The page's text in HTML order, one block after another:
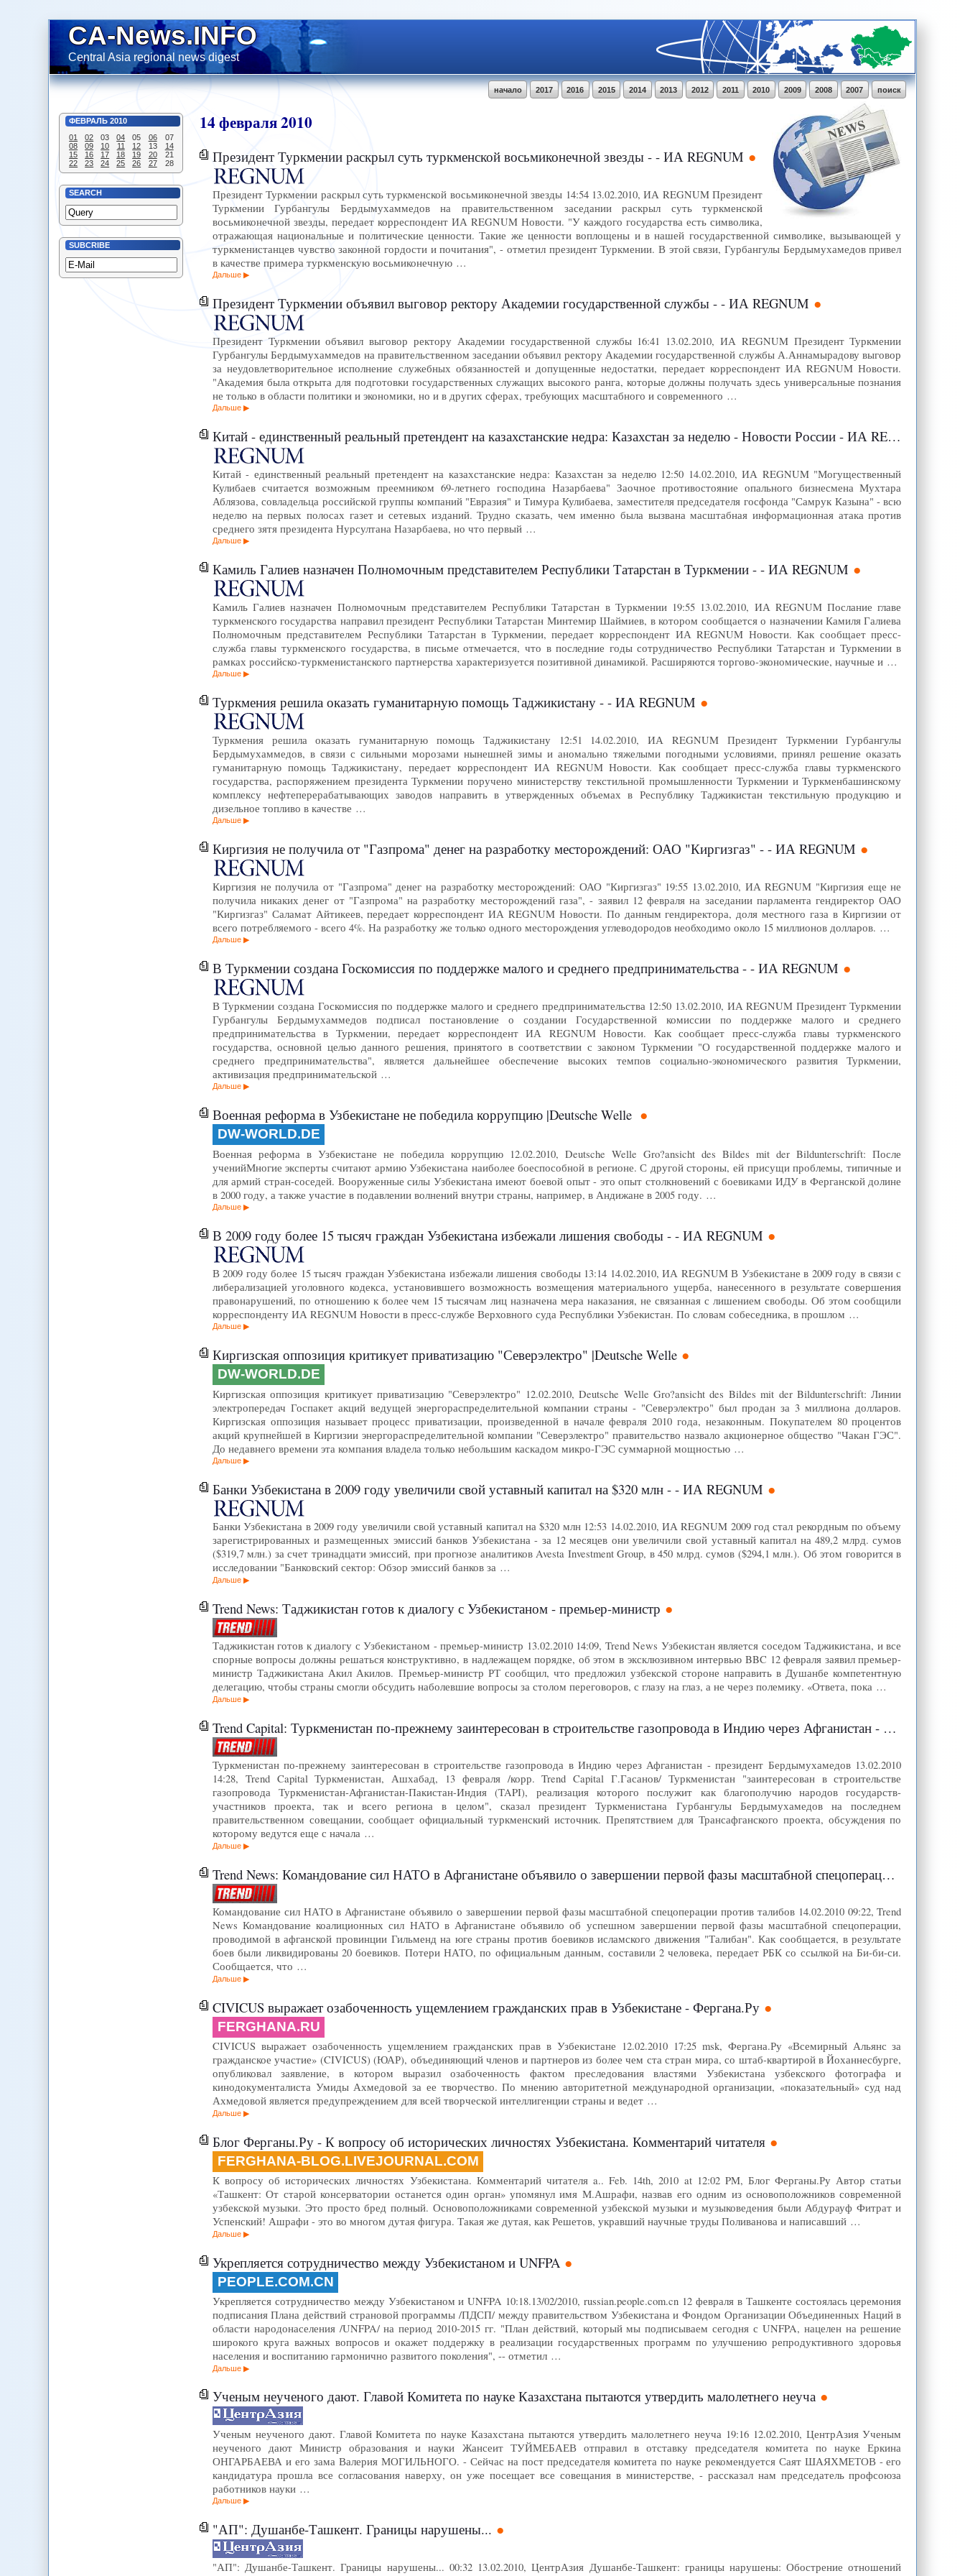
CA-News.INFO
Central Asia regional news digest
поиск
2007
2008
2009
2010
2011
2012
2013
2014
2015
2016
2017
начало
ФЕВРАЛЬ 2010
01
02 03 04 05 06
07
08
09 10 11 12 13
14
15
16 17 18 19 20
21
22
23 24 25 26 27 28
SEARCH
SUBCRIBE
14февраля2010
Президент Туркмении раскрыл суть туркменской восьмиконечной звезды - - ИА REGNUM
Президент Туркмении раскрыл суть туркменской восьмиконечной звезды 14:54 13.02.2010, ИА REGNUM Президент
Туркмении Гурбангулы Бердымухаммедов на правительственном заседании раскрыл суть туркменской
восьмиконечной звезды, передает корреспондент ИА REGNUM Новости. "У каждого государства есть символика,
отражающая национальные и политические ценности. Такие же ценности воплощены и в нашей государственной символике, вызывающей у
туркменистанцев чувство законной гордости и почитания", - отметил президент Туркмении. В этой связи, Гурбангулы Бердымухамедов привел
в качестве примера туркменскую восьмиконечную …
Дальше
Президент Туркмении объявил выговор ректору Академии государственной службы - - ИА REGNUM
Президент Туркмении объявил выговор ректору Академии государственной службы 16:41 13.02.2010, ИА REGNUM Президент Туркмении
Гурбангулы Бердымухаммедов на правительственном заседании объявил ректору Академии государственной службы А.Аннамырадову выговор
за неудовлетворительное исполнение служебных обязанностей и допущенные недостатки, передает корреспондент ИА REGNUM Новости.
"Академия была открыта для подготовки государственных служащих высокого ранга, которые должны получать здесь универсальные познания
не только в области политики и экономики, но и в других сферах, требующих масштабного и современного …
Дальше
Китай - единственный реальный претендент на казахстанские недра: Казахстан за неделю - Новости России - ИА REGNUM
Китай - единственный реальный претендент на казахстанские недра: Казахстан за неделю 12:50 14.02.2010, ИА REGNUM "Могущественный
Кулибаев считается возможным преемником 69-летнего господина Назарбаева" Заочное противостояние опального бизнесмена Мухтара
Аблязова, совладельца российской группы компаний "Евразия" и Тимура Кулибаева, заместителя председателя госфонда "Самрук Казына" - всю
неделю на первых полосах газет и сетевых изданий. Трудно сказать, чем именно была вызвана масштабная информационная атака против
среднего зятя президента Нурсултана Назарбаева, но что первый …
Дальше
Камиль Галиев назначен Полномочным представителем Республики Татарстан в Туркмении - - ИА REGNUM
Камиль Галиев назначен Полномочным представителем Республики Татарстан в Туркмении 19:55 13.02.2010, ИА REGNUM Послание главе
туркменского государства направил президент Республики Татарстан Минтемир Шаймиев, в котором сообщается о назначении Камиля Галиева
Полномочным представителем Республики Татарстан в Туркмении, передает корреспондент ИА REGNUM Новости. Как сообщает пресс-
служба главы туркменского государства, в письме отмечается, что в последние годы сотрудничество Республики Татарстан и Туркмении в
рамках российско-туркменистанского партнерства характеризуется позитивной динамикой. Расширяются торгово-экономические, научные и …
Дальше
Туркмения решила оказать гуманитарную помощь Таджикистану - - ИА REGNUM
Туркмения решила оказать гуманитарную помощь Таджикистану 12:51 14.02.2010, ИА REGNUM Президент Туркмении Гурбангулы
Бердымухаммедов, в связи с сильными морозами нынешней зимы и аномально тяжелыми погодными условиями, принял решение оказать
гуманитарную помощь Таджикистану, передает корреспондент ИА REGNUM Новости. Как сообщает пресс-служба главы туркменского
государства, распоряжением президента Туркмении поручено министерству текстильной промышленности Туркмении и Туркменбашинскому
комплексу нефтеперерабатывающих заводов направить в утвержденных объемах в Республику Таджикистан текстильную продукцию и
дизельное топливо в качестве …
Дальше
Киргизия не получила от "Газпрома" денег на разработку месторождений: ОАО "Киргизгаз" - - ИА REGNUM
Киргизия не получила от "Газпрома" денег на разработку месторождений: ОАО "Киргизгаз" 19:55 13.02.2010, ИА REGNUM "Киргизия еще не
получила никаких денег от "Газпрома" на разработку месторождений газа", - заявил 12 февраля на заседании парламента гендиректор ОАО
"Киргизгаз" Саламат Айтикеев, передает корреспондент ИА REGNUM Новости. По данным гендиректора, доля местного газа в Киргизии от
всего потребляемого - всего 4%. На разработку же только одного месторождения углеводородов необходимо около 15 миллионов долларов. …
Дальше
В Туркмении создана Госкомиссия по поддержке малого и среднего предпринимательства - - ИА REGNUM
В Туркмении создана Госкомиссия по поддержке малого и среднего предпринимательства 12:50 13.02.2010, ИА REGNUM Президент Туркмении
Гурбангулы Бердымухаммедов подписал постановление о создании Государственной комиссии по поддержке малого и среднего
предпринимательства в Туркмении, передает корреспондент ИА REGNUM Новости. Как сообщает пресс-служба главы туркменского
государства, основной целью данного решения, принятого в соответствии с законом Туркмении "О государственной поддержке малого и
среднего предпринимательства", является дальнейшее обеспечение высоких темпов социально-экономического развития Туркмении,
активизация предпринимательской …
Дальше
Военная реформа в Узбекистане не победила коррупцию |Deutsche Welle
DW-WORLD.DE
Военная реформа в Узбекистане не победила коррупцию 12.02.2010, Deutsche Welle Gro?ansicht des Bildes mit der Bildunterschrift: После
ученийМногие эксперты считают армию Узбекистана наиболее боеспособной в регионе. С другой стороны, ей присущи проблемы, типичные и
для армий стран-соседей. Вооруженные силы Узбекистана имеют боевой опыт - это опыт столкновений с боевиками ИДУ в Ферганской долине
в 2000 году, а также участие в подавлении волнений внутри страны, например, в Андижане в 2005 году. …
Дальше
В 2009 году более 15 тысяч граждан Узбекистана избежали лишения свободы - - ИА REGNUM
В 2009 году более 15 тысяч граждан Узбекистана избежали лишения свободы 13:14 14.02.2010, ИА REGNUM В Узбекистане в 2009 году в связи с
либерализацией уголовного кодекса, установившего возможность возмещения материального ущерба, нанесенного в результате совершения
правонарушений, по отношению к более чем 15 тысячам лиц назначена мера наказания, не связанная с лишением свободы. Об этом сообщили
корреспонденту ИА REGNUM Новости в пресс-службе Верховного суда Республики Узбекистан. По словам собеседника, в прошлом …
Дальше
Киргизская оппозиция критикует приватизацию "Северэлектро" |Deutsche Welle
DW-WORLD.DE
Киргизская оппозиция критикует приватизацию "Северэлектро" 12.02.2010, Deutsche Welle Gro?ansicht des Bildes mit der Bildunterschrift: Линии
электропередач Госпакет акций ведущей энергораспределительной компании страны - "Северэлектро" был продан за 3 миллиона долларов.
Киргизская оппозиция называет процесс приватизации, произведенной в начале февраля 2010 года, незаконным. Покупателем 80 процентов
акций крупнейшей в Киргизии энергораспределительной компании "Северэлектро" правительство назвало акционерное общество "Чакан ГЭС".
До недавнего времени эта компания владела только небольшим каскадом микро-ГЭС суммарной мощностью …
Дальше
Банки Узбекистана в 2009 году увеличили свой уставный капитал на $320 млн - - ИА REGNUM
Банки Узбекистана в 2009 году увеличили свой уставный капитал на $320 млн 12:53 14.02.2010, ИА REGNUM 2009 год стал рекордным по объему
зарегистрированных и размещенных эмиссий банков Узбекистана - за 12 месяцев они увеличили свой уставный капитал на 489,2 млрд. сумов
($319,7 млн.) за счет тринадцати эмиссий, при прогнозе аналитиков Avesta Investment Group, в 450 млрд. сумов ($294,1 млн.). Об этом говорится в
исследовании "Банковский сектор: Обзор эмиссий банков за …
Дальше
Trend News: Таджикистан готов к диалогу с Узбекистаном - премьер-министр
Таджикистан готов к диалогу с Узбекистаном - премьер-министр 13.02.2010 14:09, Trend News Узбекистан является соседом Таджикистана, и все
спорные вопросы должны решаться конструктивно, в надлежащем порядке, об этом в эксклюзивном интервью BBC 12 февраля заявил премьер-
министр Таджикистана Акил Акилов. Премьер-министр РТ сообщил, что предложил узбекской стороне направить в Душанбе компетентную
делегацию, чтобы страны смогли обсудить наболевшие вопросы за столом переговоров, с глазу на глаз, а не через полемику. «Ответа, пока …
Дальше
Trend Capital: Туркменистан по-прежнему заинтересован в строительстве газопровода в Индию через Афганистан - президент Бердымухамедов
Туркменистан по-прежнему заинтересован в строительстве газопровода в Индию через Афганистан - президент Бердымухамедов 13.02.2010
14:28, Trend Capital Туркменистан, Ашхабад, 13 февраля /корр. Trend Capital Г.Гасанов/ Туркменистан "заинтересован в строительстве
газопровода Туркменистан-Афганистан-Пакистан-Индия (TAPI), реализация которого послужит как благополучию народов государств-
участников проекта, так и всего региона в целом", сказал президент Туркменистана Гурбангулы Бердымухамедов на последнем
правительственном совещании, сообщает официальный туркменский источник. Препятствием для Трансафганского проекта, обсуждения по
которому ведутся еще с начала …
Дальше
Trend News: Командование сил НАТО в Афганистане объявило о завершении первой фазы масштабной спецоперации против талибов
Командование сил НАТО в Афганистане объявило о завершении первой фазы масштабной спецоперации против талибов 14.02.2010 09:22, Trend
News Командование коалиционных сил НАТО в Афганистане объявило об успешном завершении первой фазы масштабной спецоперации,
проводимой в афганской провинции Гильменд на юге страны против боевиков исламского движения "Талибан". Как сообщается, в результате
боев были ликвидированы 20 боевиков. Потери НАТО, по официальным данным, составили 2 человека, передает РБК со ссылкой на Би-би-си.
Сообщается, что …
Дальше
CIVICUS выражает озабоченность ущемлением гражданских прав в Узбекистане - Фергана.Ру
FERGHANA.RU
CIVICUS выражает озабоченность ущемлением гражданских прав в Узбекистане 12.02.2010 17:25 msk, Фергана.Ру «Всемирный Альянс за
гражданское участие» (CIVICUS) (ЮАР), объединяющий членов и партнеров из более чем ста стран мира, со штаб-квартирой в Йоханнесбурге,
опубликовал заявление, в котором выразил озабоченность фактом преследования властями Узбекистана узбекского фотографа и
кинодокументалиста Умиды Ахмедовой за ее творчество. По мнению авторитетной международной организации, «показательный» суд над
Ахмедовой является предупреждением для всей творческой интеллигенции страны и ведет …
Дальше
Блог Ферганы.Ру - К вопросу об исторических личностях Узбекистана. Комментарий читателя
FERGHANA-BLOG.LIVEJOURNAL.COM
К вопросу об исторических личностях Узбекистана. Комментарий читателя a.. Feb. 14th, 2010 at 12:02 PM, Блог Ферганы.Ру Автор статьи
«Ташкент: От старой консерватории останется один орган» упомянул имя М.Ашрафи, назвав его одним из основоположников современной
узбекской музыки. Это просто бред полный. Основоположниками современной узбекской музыки и музыковедения были Абдурауф Фитрат и
Успенский! Ашрафи - это во многом дутая фигура. Такая же дутая, как Решетов, укравший научные труды Поливанова и написавший …
Дальше
Укрепляется сотрудничество между Узбекистаном и UNFPA
PEOPLE.COM.CN
Укрепляется сотрудничество между Узбекистаном и UNFPA 10:18.13/02/2010, russian.people.com.cn 12 февраля в Ташкенте состоялась церемония
подписания Плана действий страновой программы /ПДСП/ между правительством Узбекистана и Фондом Организации Объединенных Наций в
области народонаселения /UNFPA/ на период 2010-2015 гг. "План действий, который мы подписываем сегодня с UNFPA, нацелен на решение
широкого круга важных вопросов и окажет поддержку в реализации государственных программ по улучшению репродуктивного здоровья
населения и воспитанию гармонично развитого поколения", -- отметил …
Дальше
Ученым неученого дают. Главой Комитета по науке Казахстана пытаются утвердить малолетнего неуча
Ученым неученого дают. Главой Комитета по науке Казахстана пытаются утвердить малолетнего неуча 19:16 12.02.2010, ЦентрАзия Ученым
неученого дают Министр образования и науки Жансеит ТУЙМЕБАЕВ отправил в отставку председателя комитета по науке Еркина
ОНГАРБАЕВА и его зама Валерия МОГИЛЬНОГО. - Сейчас на пост председателя комитета по науке рекомендуется Саят ШАЯХМЕТОВ - его
кандидатура прошла все согласования наверху, он уже посещает все совещания в министерстве, - рассказал нам председатель профсоюза
работников науки …
Дальше
"АП": Душанбе-Ташкент. Границы нарушены...
"АП": Душанбе-Ташкент. Границы нарушены... 00:32 13.02.2010, ЦентрАзия Душанбе-Ташкент: границы нарушены: Обострение отношений